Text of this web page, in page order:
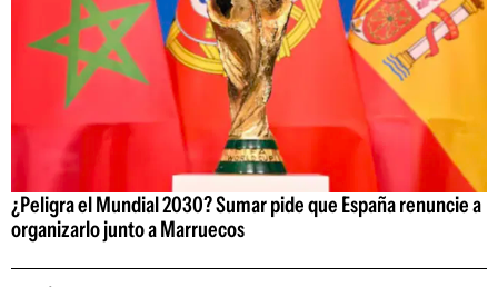
¿Peligra el Mundial 2030? Sumar pide que España renuncie a
organizarlo junto a Marruecos